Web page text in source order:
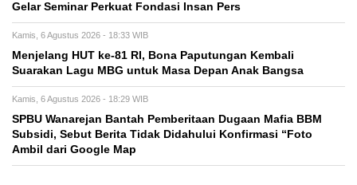
Gelar Seminar Perkuat Fondasi Insan Pers
Kamis, 6 Agustus 2026 - 18:33 WIB
Menjelang HUT ke-81 RI, Bona Paputungan Kembali
Suarakan Lagu MBG untuk Masa Depan Anak Bangsa
Kamis, 6 Agustus 2026 - 18:29 WIB
SPBU Wanarejan Bantah Pemberitaan Dugaan Mafia BBM
Subsidi, Sebut Berita Tidak Didahului Konfirmasi “Foto
Ambil dari Google Map